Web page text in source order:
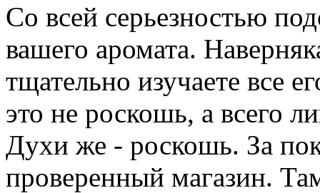
Со всей серьезностью
вашего аромата.
тщательно изучаете все
это не роскошь, а всего
Духи же - роскошь. За
проверенный магазин.